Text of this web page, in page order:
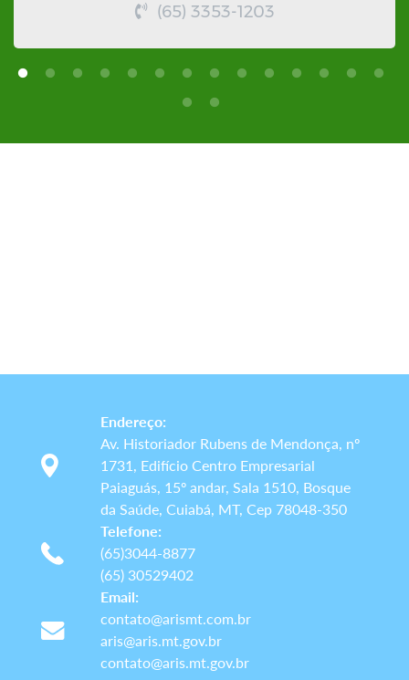
(65) 3353-1203
Endereço:
Av. Historiador Rubens de Mendonça, nº
1731, Edifício Centro Empresarial
Paiaguás, 15º andar, Sala 1510, Bosque
da Saúde, Cuiabá, MT, Cep 78048-350
Telefone:
(65)3044-8877
(65) 30529402
Email:
contato@arismt.com.br
aris@aris.mt.gov.br
contato@aris.mt.gov.br